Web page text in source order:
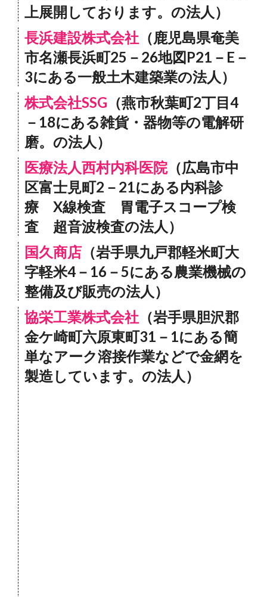
上展開しております。の法人）
長浜建設株式会社 （鹿児島県奄美
市名瀬長浜町25－26地図P21－E－
3にある一般土木建築業の法人）
株式会社SSG （燕市秋葉町2丁目4
－18にある雑貨・器物等の電解研
磨。の法人）
医療法人西村内科医院（広島市中
区富士見町2－21にある内科診
療 X線検査 胃電子スコープ検
査 超音波検査の法人）
国久商店 （岩手県九戸郡軽米町大
字軽米4－16－5にある農業機械の
整備及び販売の法人）
協栄工業株式会社 （岩手県胆沢郡
金ケ崎町六原東町31－1にある簡
単なアーク溶接作業などで金網を
製造しています。の法人）